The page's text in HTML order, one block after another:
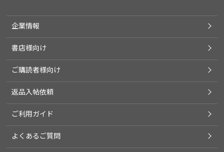
企業情報
書店様向け
ご購読者様向け
返品入帖依頼
ご利用ガイド
よくあるご質問